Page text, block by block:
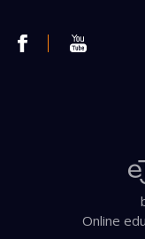
Online